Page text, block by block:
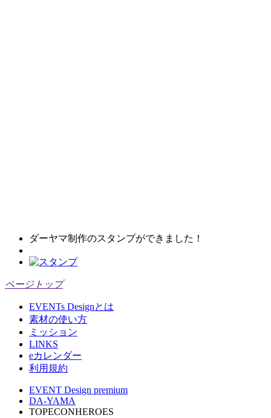
ダーヤマ制作のスタンプができました！
ページトップ
EVENTs Designとは
素材の使い方
ミッション
LINKS
eカレンダー
利用規約
EVENT Design premium
DA-YAMA
TOPECONHEROES